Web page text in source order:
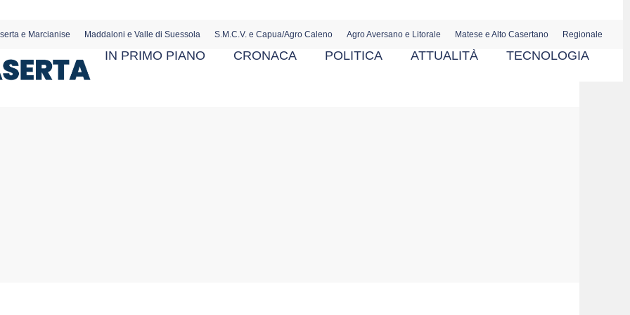
e Marcianise Maddaloni e Valle di Suessola S.M.C.V. e Capua/Agro Caleno Agro Aversano e Litorale Matese e Alto Casertano Regionale
IN PRIMO PIANO CRONACA POLITICA ATTUALITÀ TECNOLOGIA